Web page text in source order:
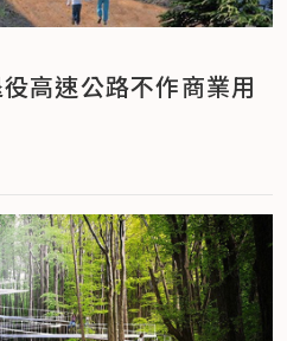
高速公路不作商業用